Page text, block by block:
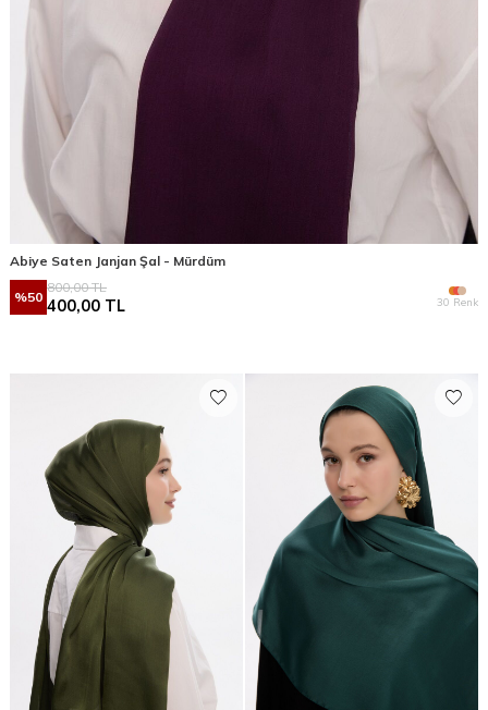
Abiye Saten Janjan Şal - Mürdüm
%50
800,00TL
400,00 TL 30 Renk